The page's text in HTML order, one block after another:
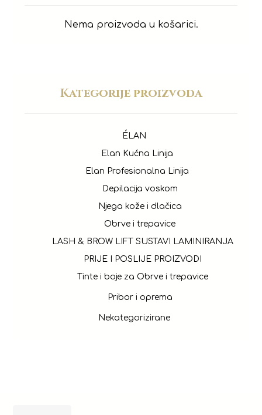
Nema proizvoda u košarici.
Kategorije proizvoda
ÉLAN
Elan Kućna Linija
Elan Profesionalna Linija
Depilacija voskom
Njega kože i dlačica
Obrve i trepavice
LASH & BROW LIFT SUSTAVI LAMINIRANJA
PRIJE I POSLIJE PROIZVODI
Tinte i boje za Obrve i trepavice
Pribor i oprema
Nekategorizirane